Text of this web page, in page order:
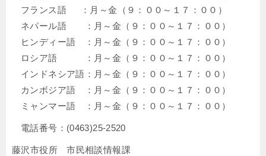
フランス語 ：月～金（９：００～１７：００）
ネパール語 ：月～金（９：００～１７：００）
ヒンディー語 ：月～金（９：００～１７：００）
ロシア語 ：月～金（９：００～１７：００）
インドネシア語：月～金（９：００～１７：００）
カンボジア語 ：月～金（９：００～１７：００）
ミャンマー語 ：月～金（９：００～１７：００）
電話番号：(0463)25-2520
藤沢市役所 市民相談情報課